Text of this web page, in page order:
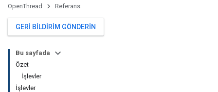
OpenThread Referans
GERI BILDIRIM GÖNDERIN
Bu sayfada
Özet
İşlevler
İşlevler